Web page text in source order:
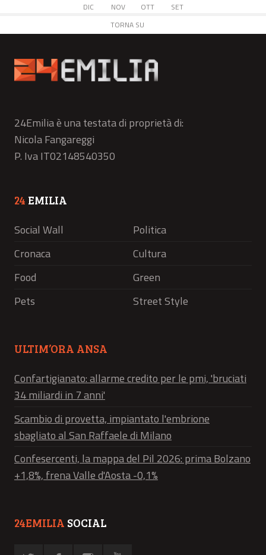
DIC NOV OTT
SET
TORNA SU
24Emilia è una testata di proprietà di:
Nicola Fangareggi
P. Iva IT02148540350
24 EMILIA
Social Wall
Politica
Cronaca
Cultura
Food
Green
Pets
Street Style
ULTIM’ORA ANSA
Confartigianato: allarme credito per le pmi, 'bruciati
34 miliardi in 7 anni'
Scambio di provetta, impiantato l'embrione
sbagliato al San Raffaele di Milano
Confesercenti, la mappa del Pil 2026: prima Bolzano
+1,8%, frena Valle d'Aosta -0,1%
24EMILIA SOCIAL